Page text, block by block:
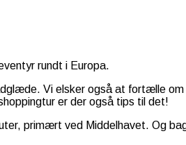
rundt i Europa.
Vi elsker også at fortælle
er der også tips til det!
primært ved Middelhavet. Og